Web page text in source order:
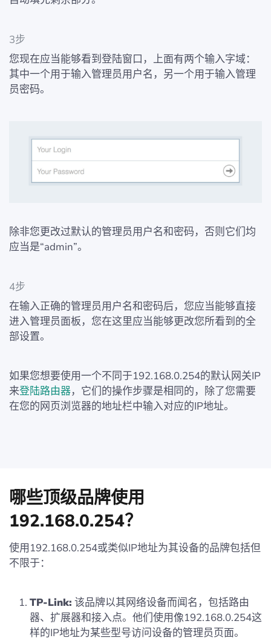
3步
您现在应当能够看到登陆窗口，上面有两个输入字域：
其中一个用于输入管理员用户名，另一个用于输入管理
员密码。
除非您更改过默认的管理员用户名和密码，否则它们均
应当是“admin”。
4步
在输入正确的管理员用户名和密码后，您应当能够直接
进入管理员面板，您在这里应当能够更改您所看到的全
部设置。
如果您想要使用一个不同于192.168.0.254的默认网关IP
来登陆路由器，它们的操作步骤是相同的，除了您需要
在您的网页浏览器的地址栏中输入对应的IP地址。
哪些顶级品牌使用
192.168.0.254？
使用192.168.0.254或类似IP地址为其设备的品牌包括但
不限于：
TP-Link: 该品牌以其网络设备而闻名，包括路由
器、扩展器和接入点。他们使用像192.168.0.254这
样的IP地址为某些型号访问设备的管理员页面。